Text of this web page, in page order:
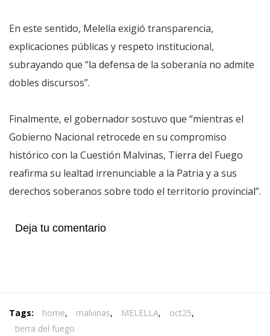
En este sentido, Melella exigió transparencia,
explicaciones públicas y respeto institucional,
subrayando que “la defensa de la soberanía no admite
dobles discursos”.
Finalmente, el gobernador sostuvo que “mientras el
Gobierno Nacional retrocede en su compromiso
histórico con la Cuestión Malvinas, Tierra del Fuego
reafirma su lealtad irrenunciable a la Patria y a sus
derechos soberanos sobre todo el territorio provincial”.
Deja tu comentario
Tags: home, malvinas, MELELLA, oct25,
tierra del fuego